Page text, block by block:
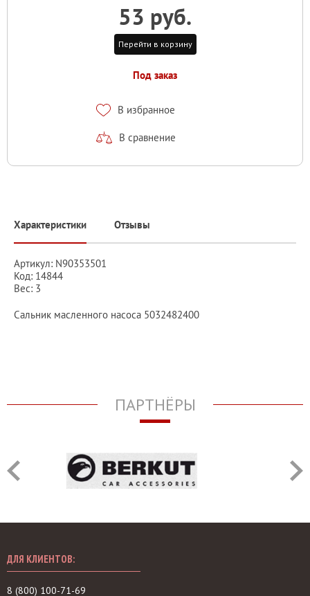
53 руб.
Перейти в корзину
Под заказ
В избранное
В сравнение
Характеристики Отзывы
Артикул: N90353501
Код: 14844
Вес: 3
Сальник масленного насоса 5032482400
ПАРТНЁРЫ
ДЛЯ КЛИЕНТОВ:
8 (800) 100-71-69